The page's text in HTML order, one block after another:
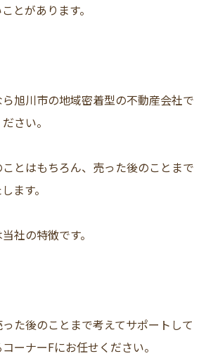
とがあります。
旭川市の地域密着型の不動産会社で
さい。
とはもちろん、売った後のことまで
ます。
社の特徴です。
た後のことまで考えてサポートして
ーナーFにお任せください。